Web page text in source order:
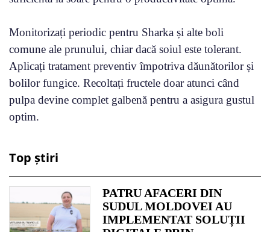
Monitorizați periodic pentru Sharka și alte boli
comune ale prunului, chiar dacă soiul este tolerant.
Aplicați tratament preventiv împotriva dăunătorilor și
bolilor fungice. Recoltați fructele doar atunci când
pulpa devine complet galbenă pentru a asigura gustul
optim.
Top știri
PATRU AFACERI DIN
SUDUL MOLDOVEI AU
IMPLEMENTAT SOLUȚII